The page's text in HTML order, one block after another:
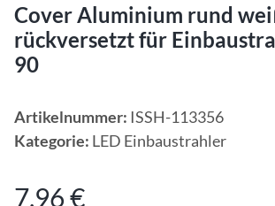
Cover Aluminium rund
rückversetzt für
90
Artikelnummer: ISSH-113356
Kategorie: LED Einbaustrahler
7,96 €